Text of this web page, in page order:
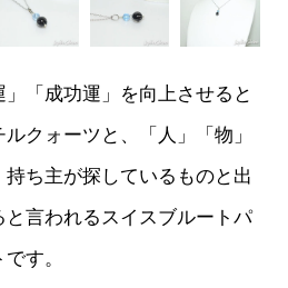
」「成功運」を向上させると
クォーツと、「人」「物」
持ち主が探しているものと出
言われるスイスブルートパ
す。